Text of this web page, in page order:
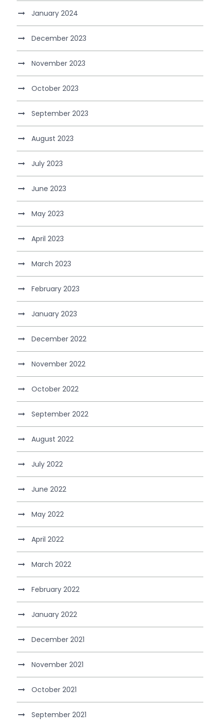
January 2024
December 2023
November 2023
October 2023
September 2023
August 2023
July 2023
June 2023
May 2023
April 2023
March 2023
February 2023
January 2023
December 2022
November 2022
October 2022
September 2022
August 2022
July 2022
June 2022
May 2022
April 2022
March 2022
February 2022
January 2022
December 2021
November 2021
October 2021
September 2021